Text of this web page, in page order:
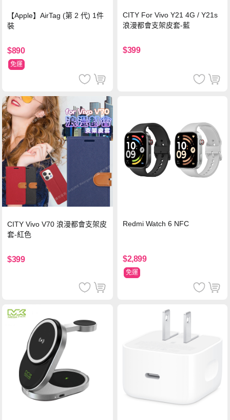
【Apple】AirTag (第 2 代) 1件
裝
$890
免運
CITY For Vivo Y21 4G / Y21s
浪漫都會支架皮套-藍
$399
CITY Vivo V70 浪漫都會支架皮
套-紅色
$399
Redmi Watch 6 NFC
$2,899
免運